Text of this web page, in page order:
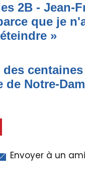
2B - Jean-
que je
»
des
de Notre-
Envoyer à un ami